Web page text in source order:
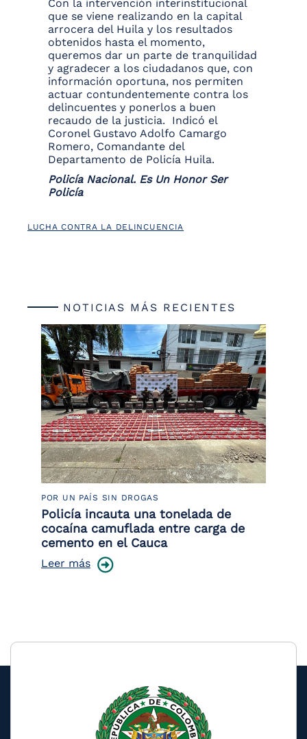
Con la intervención interinstitucional
que se viene realizando en la capital
arrocera del Huila y los resultados
obtenidos hasta el momento,
queremos dar un parte de tranquilidad
y agradecer a los ciudadanos que, con
información oportuna, nos permiten
actuar contundentemente contra los
delincuentes y ponerlos a buen
recaudo de la justicia. Indicó el
Coronel Gustavo Adolfo Camargo
Romero, Comandante del
Departamento de Policía Huila.
Policía Nacional. Es Un Honor Ser
Policía
LUCHA CONTRA LA DELINCUENCIA
NOTICIAS MÁS RECIENTES
POR UN PAÍS SIN DROGAS
Policía incauta una tonelada de
cocaína camuflada entre carga de
cemento en el Cauca
Leer más